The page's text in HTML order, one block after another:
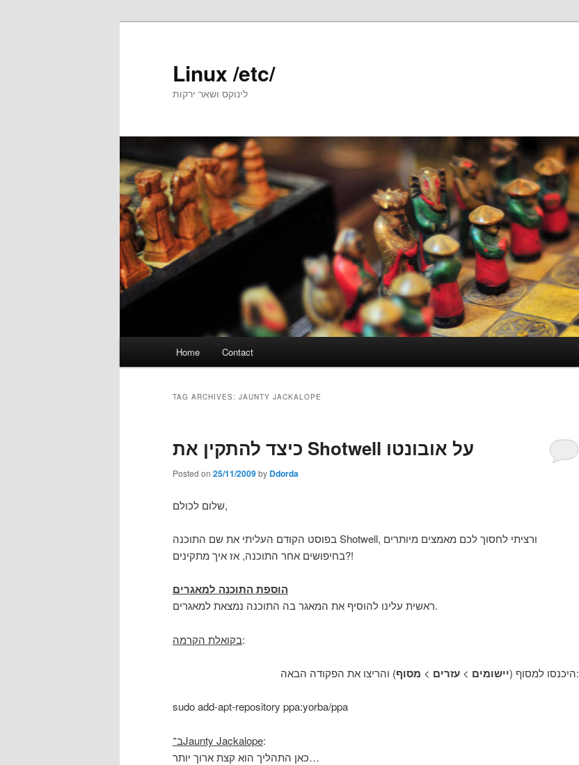
Linux /etc/
לינוקס ושאר ירקות
Home Contact
TAG ARCHIVES: JAUNTY JACKALOPE
כיצד להתקין את Shotwell על אובונטו
Posted on 25/11/2009by Ddorda
שלום לכולם,
בפוסט הקודם העליתי את שם התוכנה Shotwell, ורציתי לחסוך לכם מאמצים מיותרים
בחיפושים אחר התוכנה, אז איך מתקינים?!
הוספת התוכנה למאגרים
ראשית עלינו להוסיף את המאגר בה התוכנה נמצאת למאגרים.
בקואלת הקרמה:
היכנסו למסוף (יישומים > עזרים > מסוף ) והריצו את הפקודה הבאה:
sudo add-apt-repository ppa:yorba/ppa
ב־Jaunty Jackalope:
כאן התהליך הוא קצת ארוך יותר…